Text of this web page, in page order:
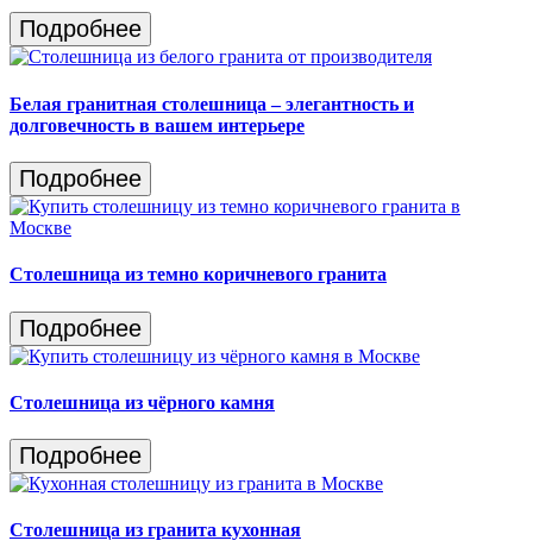
Подробнее
Белая гранитная столешница – элегантность и
долговечность в вашем интерьере
Подробнее
Столешница из темно коричневого гранита
Подробнее
Столешница из чёрного камня
Подробнее
Столешница из гранита кухонная